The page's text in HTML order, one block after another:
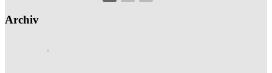
Archiv